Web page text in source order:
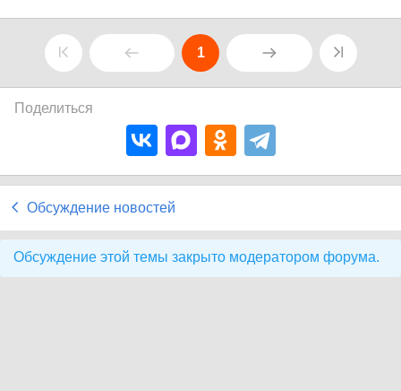
1
Поделиться
Обсуждение новостей
Обсуждение этой темы закрыто модератором форума.